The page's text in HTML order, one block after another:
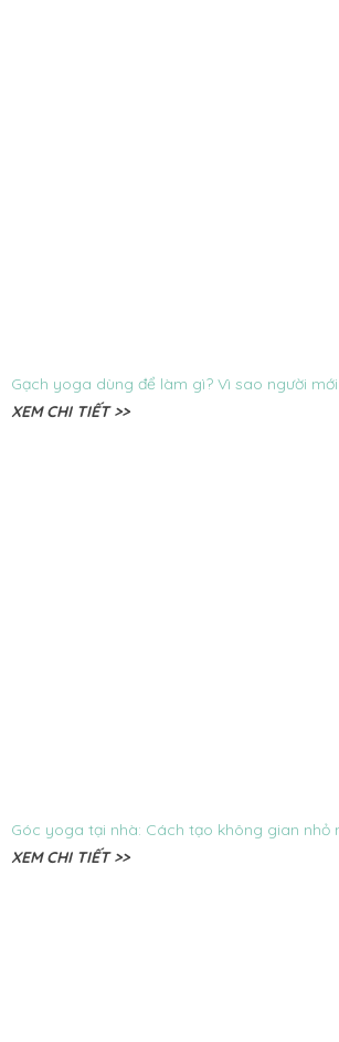
Gạch yoga dùng để làm gì? Vì sao người
XEM CHI TIẾT >>
Góc yoga tại nhà: Cách tạo không gian nhỏ
XEM CHI TIẾT >>